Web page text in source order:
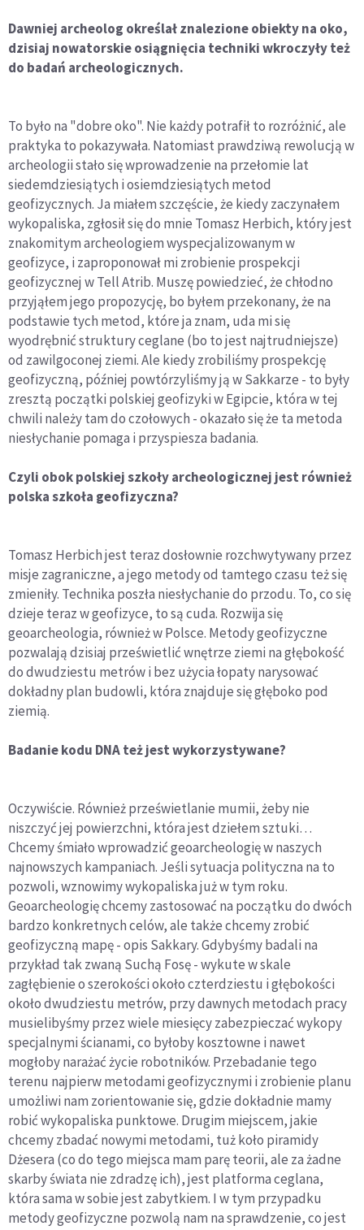
Dawniej archeolog określał znalezione obiekty na oko,
dzisiaj nowatorskie osiągnięcia techniki wkroczyły też
do badań archeologicznych.
To było na "dobre oko". Nie każdy potrafił to rozróżnić, ale
praktyka to pokazywała. Natomiast prawdziwą rewolucją w
archeologii stało się wprowadzenie na przełomie lat
siedemdziesiątych i osiemdziesiątych metod
geofizycznych. Ja miałem szczęście, że kiedy zaczynałem
wykopaliska, zgłosił się do mnie Tomasz Herbich, który jest
znakomitym archeologiem wyspecjalizowanym w
geofizyce, i zaproponował mi zrobienie prospekcji
geofizycznej w Tell Atrib. Muszę powiedzieć, że chłodno
przyjąłem jego propozycję, bo byłem przekonany, że na
podstawie tych metod, które ja znam, uda mi się
wyodrębnić struktury ceglane (bo to jest najtrudniejsze)
od zawilgoconej ziemi. Ale kiedy zrobiliśmy prospekcję
geofizyczną, później powtórzyliśmy ją w Sakkarze - to były
zresztą początki polskiej geofizyki w Egipcie, która w tej
chwili należy tam do czołowych - okazało się że ta metoda
niesłychanie pomaga i przyspiesza badania.
Czyli obok polskiej szkoły archeologicznej jest również
polska szkoła geofizyczna?
Tomasz Herbich jest teraz dosłownie rozchwytywany przez
misje zagraniczne, a jego metody od tamtego czasu też się
zmieniły. Technika poszła niesłychanie do przodu. To, co się
dzieje teraz w geofizyce, to są cuda. Rozwija się
geoarcheologia, również w Polsce. Metody geofizyczne
pozwalają dzisiaj prześwietlić wnętrze ziemi na głębokość
do dwudziestu metrów i bez użycia łopaty narysować
dokładny plan budowli, która znajduje się głęboko pod
ziemią.
Badanie kodu DNA też jest wykorzystywane?
Oczywiście. Również prześwietlanie mumii, żeby nie
niszczyć jej powierzchni, która jest dziełem sztuki…
Chcemy śmiało wprowadzić geoarcheologię w naszych
najnowszych kampaniach. Jeśli sytuacja polityczna na to
pozwoli, wznowimy wykopaliska już w tym roku.
Geoarcheologię chcemy zastosować na początku do dwóch
bardzo konkretnych celów, ale także chcemy zrobić
geofizyczną mapę - opis Sakkary. Gdybyśmy badali na
przykład tak zwaną Suchą Fosę - wykute w skale
zagłębienie o szerokości około czterdziestu i głębokości
około dwudziestu metrów, przy dawnych metodach pracy
musielibyśmy przez wiele miesięcy zabezpieczać wykopy
specjalnymi ścianami, co byłoby kosztowne i nawet
mogłoby narażać życie robotników. Przebadanie tego
terenu najpierw metodami geofizycznymi i zrobienie planu
umożliwi nam zorientowanie się, gdzie dokładnie mamy
robić wykopaliska punktowe. Drugim miejscem, jakie
chcemy zbadać nowymi metodami, tuż koło piramidy
Dżesera (co do tego miejsca mam parę teorii, ale za żadne
skarby świata nie zdradzę ich), jest platforma ceglana,
która sama w sobie jest zabytkiem. I w tym przypadku
metody geofizyczne pozwolą nam na sprawdzenie, co jest